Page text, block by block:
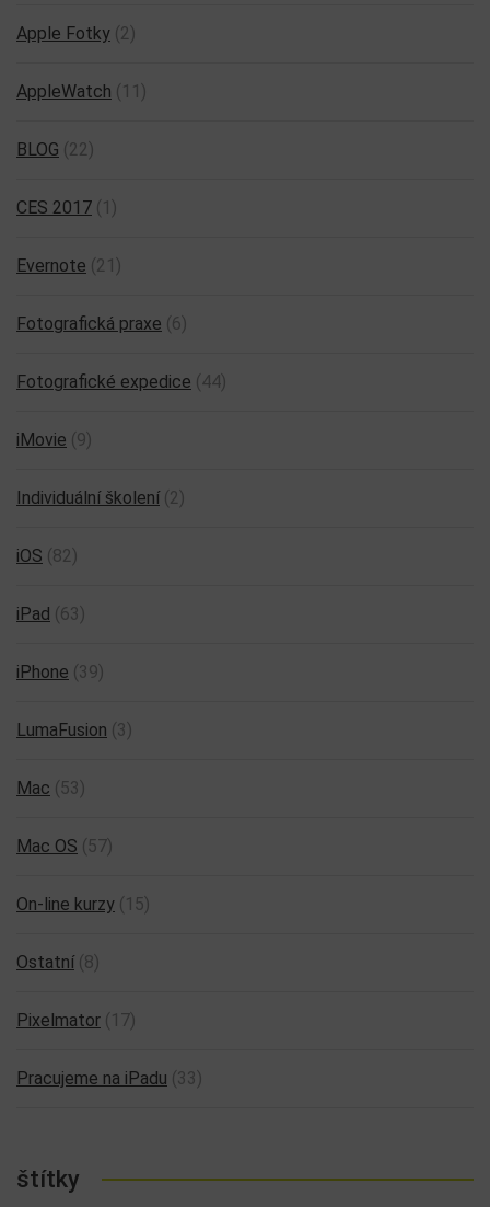
Apple Fotky (2)
AppleWatch (11)
BLOG (22)
CES 2017 (1)
Evernote (21)
Fotografická praxe (6)
Fotografické expedice (44)
iMovie (9)
Individuální školení (2)
iOS (82)
iPad (63)
iPhone (39)
LumaFusion (3)
Mac (53)
Mac OS (57)
On-line kurzy (15)
Ostatní (8)
Pixelmator (17)
Pracujeme na iPadu (33)
štítky